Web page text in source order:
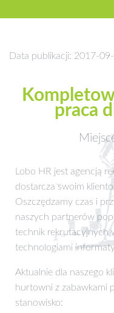
Data publikacji: 2017-
praca
Lobo HR jest agencją
dostarcza swoim
Oszczędzamy czas i
naszych partnerów
technik rekrutacyjnych
technologiami
Aktualnie dla naszego
hurtowni z zabawkami
stanowisko: